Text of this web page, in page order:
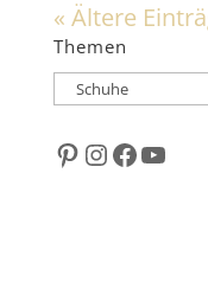
« Ältere
Themen
Themen
Pinterest
Instagram